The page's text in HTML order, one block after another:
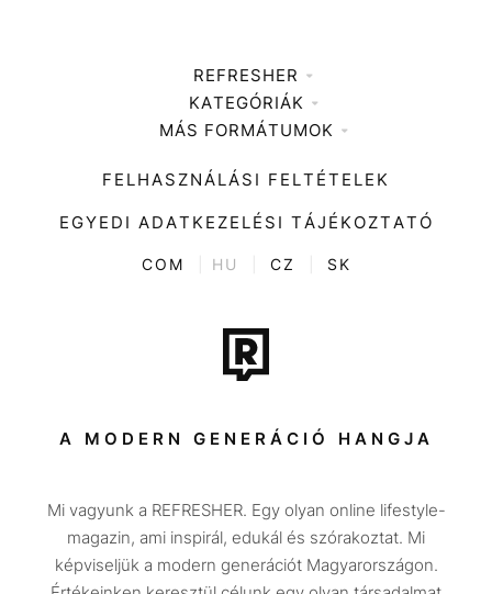
REFRESHER
Médiaajánlat
KATEGÓRIÁK
Zene
Divat
Kultúra
ENTR
Tech-Tudomány
Sport
Társadalom
Utazás
Életmód
MÁS FORMÁTUMOK
FELHASZNÁLÁSI FELTÉTELEK
EGYEDI ADATKEZELÉSI TÁJÉKOZTATÓ
COM HU CZ SK
A MODERN GENERÁCIÓ HANGJA
Mi vagyunk a REFRESHER. Egy olyan online lifestyle-
magazin, ami inspirál, edukál és szórakoztat. Mi
képviseljük a modern generációt Magyarországon.